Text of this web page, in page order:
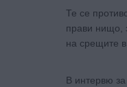
Те се
прави нищо,
на срещите
В интервю